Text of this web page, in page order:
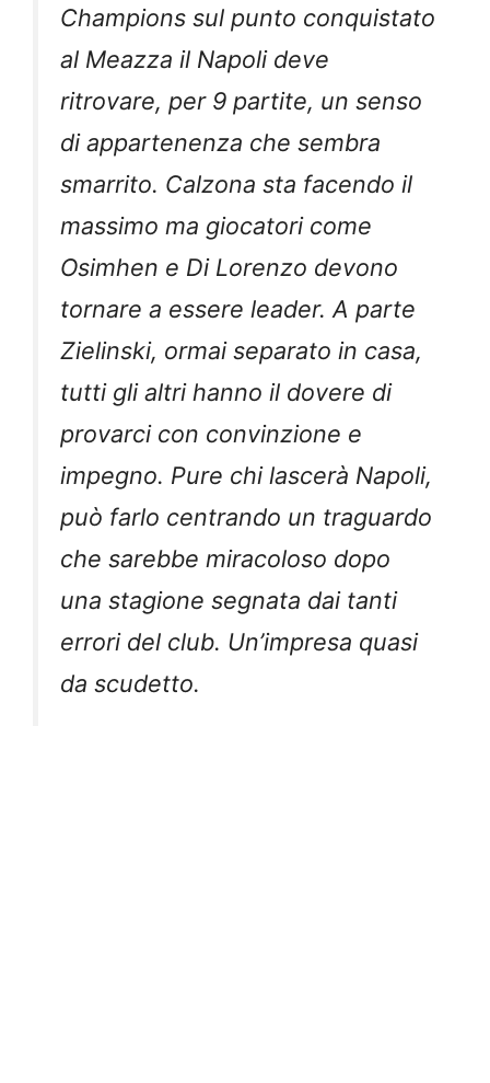
Champions sul punto conquistato
al Meazza il Napoli deve
ritrovare, per 9 partite, un senso
di appartenenza che sembra
smarrito. Calzona sta facendo il
massimo ma giocatori come
Osimhen e Di Lorenzo devono
tornare a essere leader. A parte
Zielinski, ormai separato in casa,
tutti gli altri hanno il dovere di
provarci con convinzione e
impegno. Pure chi lascerà Napoli,
può farlo centrando un traguardo
che sarebbe miracoloso dopo
una stagione segnata dai tanti
errori del club. Un’impresa quasi
da scudetto.